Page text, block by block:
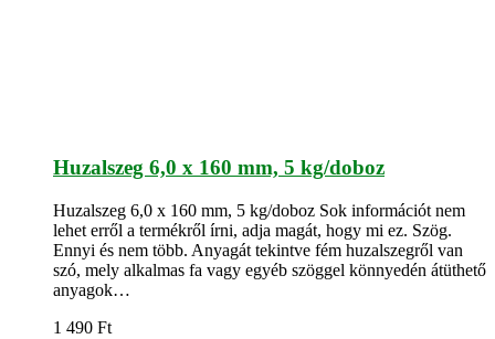
Huzalszeg 6,0 x 160 mm, 5 kg/doboz
Huzalszeg 6,0 x 160 mm, 5 kg/doboz Sok információt nem
lehet erről a termékről írni, adja magát, hogy mi ez. Szög.
Ennyi és nem több. Anyagát tekintve fém huzalszegről van
szó, mely alkalmas fa vagy egyéb szöggel könnyedén átüthető
anyagok…
1 490 Ft